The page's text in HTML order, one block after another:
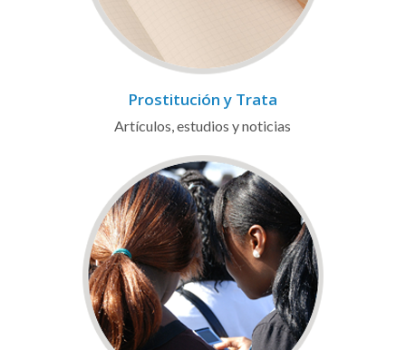
Prostitución y Trata
Artículos, estudios y noticias